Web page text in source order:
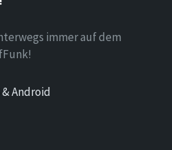
immer auf dem
Android